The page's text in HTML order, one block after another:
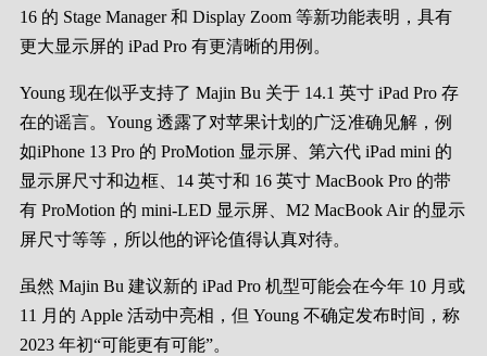
16 的 Stage Manager 和 Display Zoom 等新功能表明，具有
更大显示屏的 ‌‌iPad Pro‌‌ 有更清晰的用例。
Young 现在似乎支持了 Majin Bu 关于 14.1 英寸 iPad Pro 存
在的谣言。Young 透露了对苹果计划的广泛准确见解，例
如iPhone 13 Pro 的 ProMotion 显示屏、第六代 iPad mini 的
显示屏尺寸和边框、14 英寸和 16 英寸 MacBook Pro 的带
有 ProMotion 的 mini-LED 显示屏、‌M2‌ MacBook Air 的显示
屏尺寸等等，所以他的评论值得认真对待。
虽然 Majin Bu 建议新的 iPad Pro 机型可能会在今年 10 月或
11 月的 Apple 活动中亮相，但 Young 不确定发布时间，称
2023 年初“可能更有可能”。